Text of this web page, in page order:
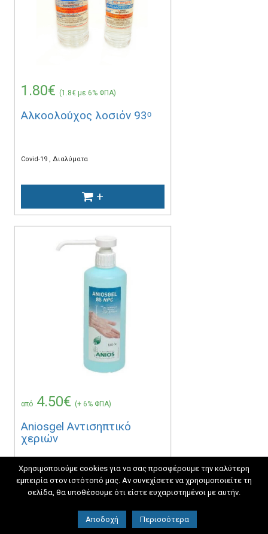
1.80€ (1.8€ με 6% ΦΠΑ)
Αλκοολούχος λοσιόν 93ᵒ
Covid-19 Διαλύματα
+
από 4.50€ (+ 6% ΦΠΑ)
Aniosgel Αντισηπτικό
χεριών
Covid-19 Απολυμαντικά – Αντισηπτικά
Διαβάστε Περισσότερα
Χρησιμοποιούμε cookies για να σας προσφέρουμε την καλύτερη
εμπειρία στον ιστότοπό μας. Αν συνεχίσετε να χρησιμοποιείτε τη
σελίδα, θα υποθέσουμε ότι είστε ευχαριστημένοι με αυτήν.
Αποδοχή Περισσότερα